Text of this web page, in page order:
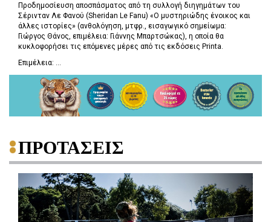
Προδημοσίευση αποσπάσματος από τη συλλογή διηγημάτων του
Σέρινταν Λε Φανού (Sheridan Le Fanu) «Ο μυστηριώδης ένοικος και
άλλες ιστορίες» (ανθολόγηση, μτφρ., εισαγωγικό σημείωμα:
Γιώργος Θάνος, επιμέλεια: Γιάννης Μπαρτσώκας), η οποία θα
κυκλοφορήσει τις επόμενες μέρες από τις εκδόσεις Printa.
Επιμέλεια: ...
ΠΡΟΤΑΣΕΙΣ